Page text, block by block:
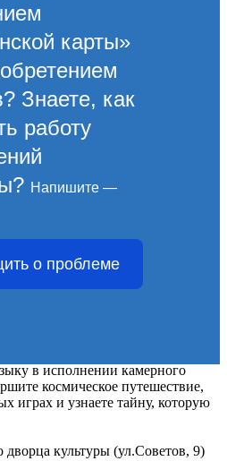
карты»
Знаете, как
работу
Напишите —
о проблеме
музыкальное представление
ФИЛАРМОНИЕЙ».
в исполнении камерного
космическое путешествие,
играх и узнаете тайну, которую
дворца культуры (ул.Советов, 9)